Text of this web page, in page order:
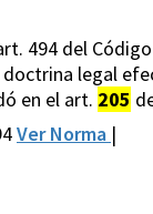
494 del
legal
en el art. 205
Ver Norma |